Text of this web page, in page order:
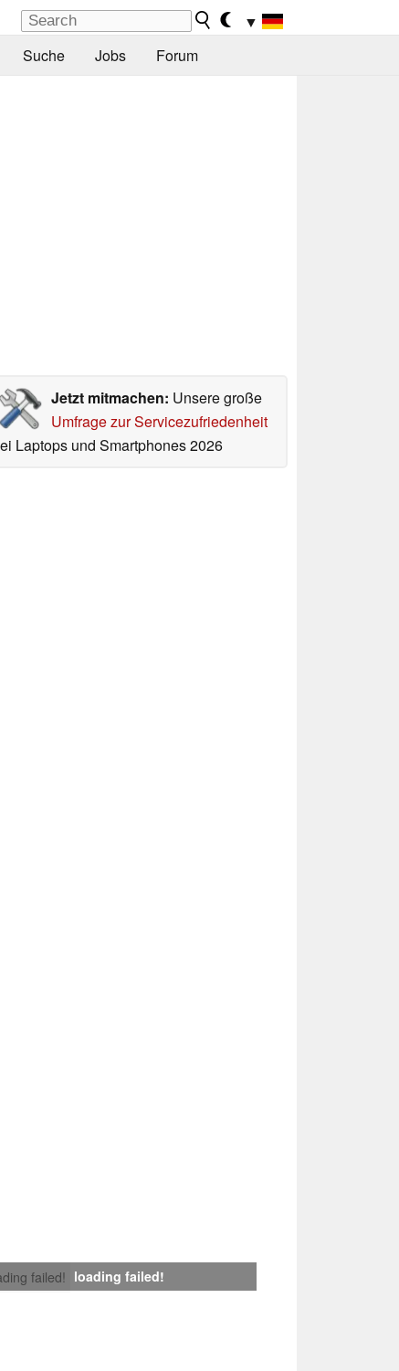
▼
Suche Jobs Forum
Jetzt mitmachen: Unsere große
Umfrage zur Servicezufriedenheit
Laptops und Smartphones 2026
failed! loading failed!